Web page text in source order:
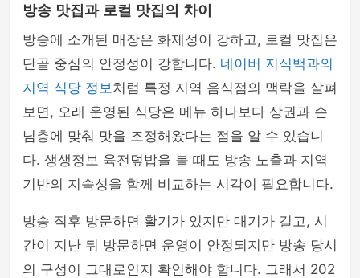
방송 맛집과 로컬 맛집의 차이
방송에 소개된 매장은 화제성이 강하고, 로컬 맛집은
단골 중심의 안정성이 강합니다. 네이버 지식백과의
지역 식당 정보처럼 특정 지역 음식점의 맥락을 살펴
보면, 오래 운영된 식당은 메뉴 하나보다 상권과 손
님층에 맞춰 맛을 조정해왔다는 점을 알 수 있습니
다. 생생정보 육전덮밥을 볼 때도 방송 노출과 지역
기반의 지속성을 함께 비교하는 시각이 필요합니다.
방송 직후 방문하면 활기가 있지만 대기가 길고, 시
간이 지난 뒤 방문하면 운영이 안정되지만 방송 당시
의 구성이 그대로인지 확인해야 합니다. 그래서 202